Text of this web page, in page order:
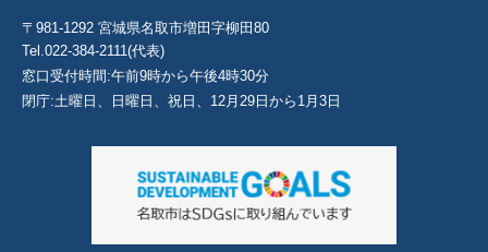
〒981-1292 宮城県名取市増田字柳田80
Tel.022-384-2111(代表)
窓口受付時間:午前9時から午後4時30分
閉庁:土曜日、日曜日、祝日、12月29日から1月3日